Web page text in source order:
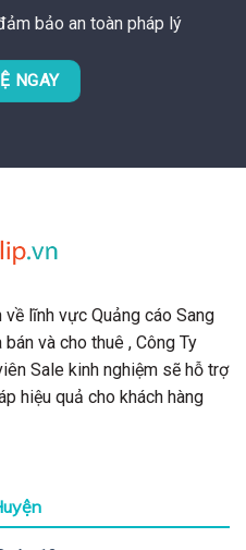
bảo an toàn pháp lý
NGAY
lĩnh vực Quảng cáo Sang
và cho thuê , Công Ty
Sale kinh nghiệm sẽ hỗ trợ
hiệu quả cho khách hàng